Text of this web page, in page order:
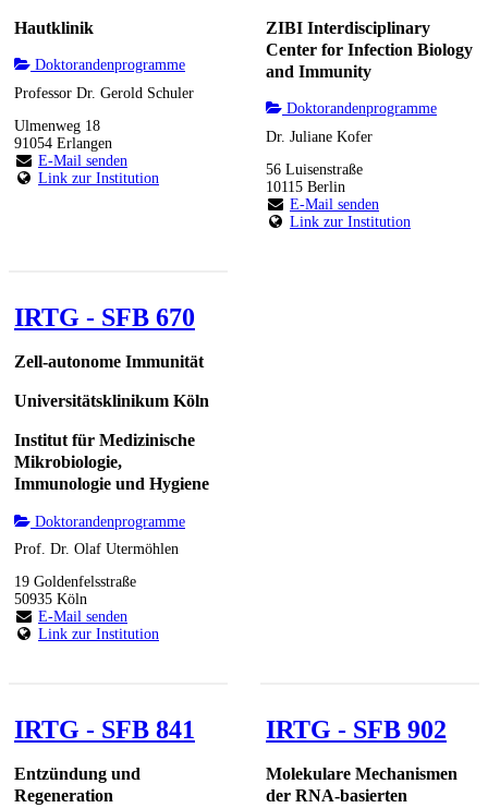
Hautklinik
Doktorandenprogramme
Professor Dr. Gerold Schuler
Ulmenweg 18
91054 Erlangen
E-Mail senden
Link zur Institution
ZIBI Interdisciplinary
Center for Infection Biology
and Immunity
Doktorandenprogramme
Dr. Juliane Kofer
56 Luisenstraße
10115 Berlin
E-Mail senden
Link zur Institution
IRTG - SFB 670
Zell-autonome Immunität
Universitätsklinikum Köln
Institut für Medizinische
Mikrobiologie,
Immunologie und Hygiene
Doktorandenprogramme
Prof. Dr. Olaf Utermöhlen
19 Goldenfelsstraße
50935 Köln
E-Mail senden
Link zur Institution
IRTG - SFB 841
Entzündung und
Regeneration
IRTG - SFB 902
Molekulare Mechanismen
der RNA-basierten